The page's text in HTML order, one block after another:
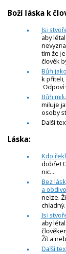
Boží láska k
Jsi
aby
tím že
člověk
Bůh
k příteli,
Odpoví
Bůh
miluje
osoby
Další
Láska:
Kdo
dobře!
nic...
Bez
a
nelze.
Jsi
aby
Žít a
Další